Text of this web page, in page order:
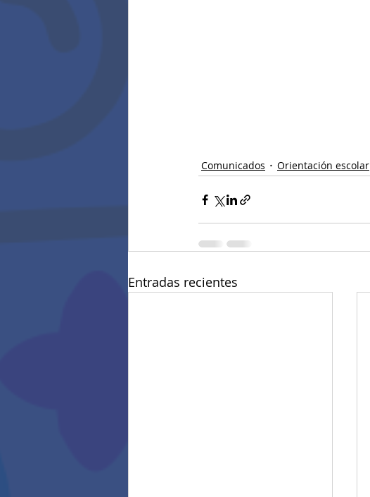
Comunicados Orientación escolar
Entradas recientes